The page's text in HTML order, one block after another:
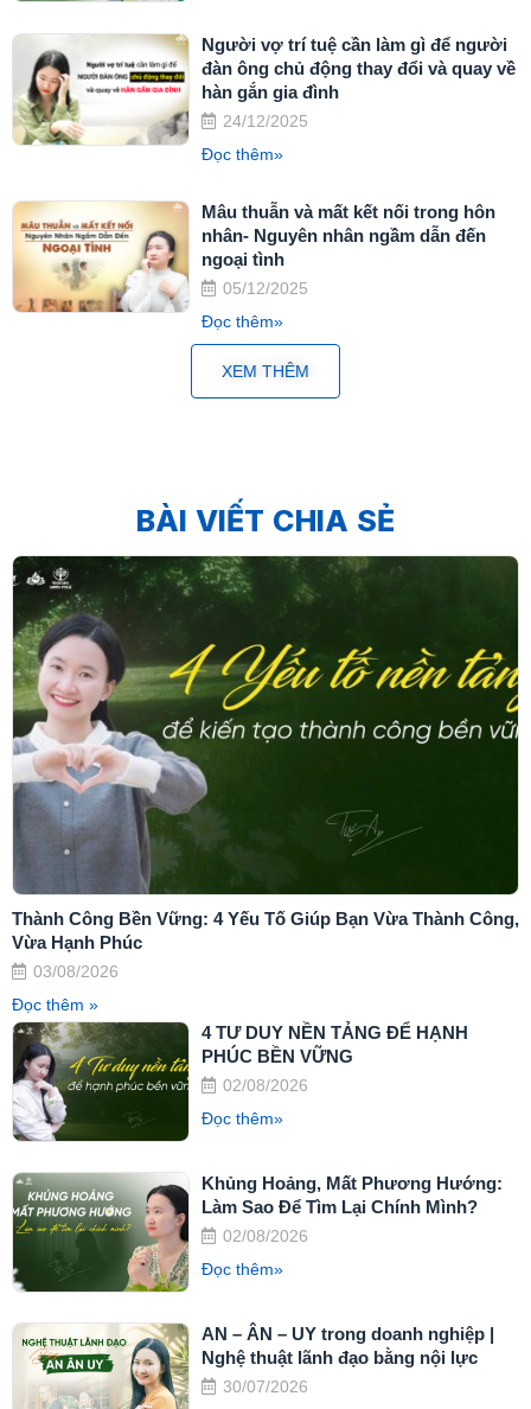
Người vợ trí tuệ cần làm gì để người
đàn ông chủ động thay đổi và quay về
hàn gắn gia đình
24/12/2025
Đọc thêm»
Mâu thuẫn và mất kết nối trong hôn
nhân- Nguyên nhân ngầm dẫn đến
ngoại tình
05/12/2025
Đọc thêm»
XEM THÊM
BÀI VIẾT CHIA SẺ
Thành Công Bền Vững: 4 Yếu Tố Giúp Bạn Vừa Thành Công,
Vừa Hạnh Phúc
03/08/2026
Đọc thêm »
4 TƯ DUY NỀN TẢNG ĐỂ HẠNH
PHÚC BỀN VỮNG
02/08/2026
Đọc thêm»
Khủng Hoảng, Mất Phương Hướng:
Làm Sao Để Tìm Lại Chính Mình?
02/08/2026
Đọc thêm»
AN – ÂN – UY trong doanh nghiệp |
Nghệ thuật lãnh đạo bằng nội lực
30/07/2026